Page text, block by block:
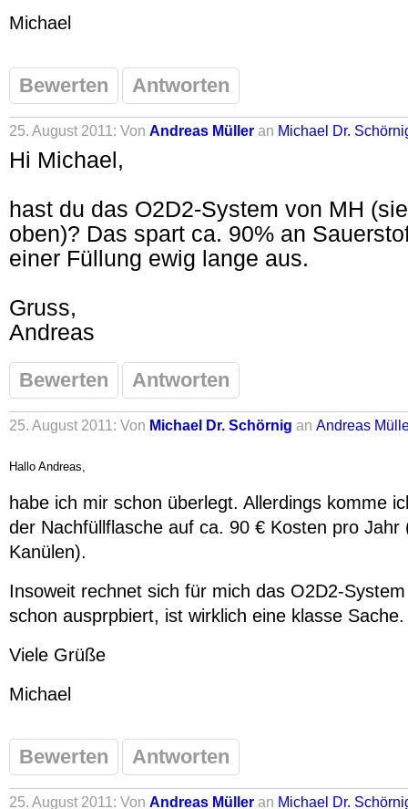
Michael
Bewerten Antworten
25. August 2011: Von Andreas Müller an Michael Dr.
Hi Michael,
hast du das O2D2-System von MH
oben)? Das spart ca. 90% an
einer Füllung ewig lange aus.
Gruss,
Andreas
Bewerten Antworten
25. August 2011: Von Michael Dr. Schörnig an Andreas
Hallo Andreas,
habe ich mir schon überlegt. Allerdings komme
der Nachfüllflasche auf ca. 90 € Kosten pro Jahr
Kanülen).
Insoweit rechnet sich für mich das O2D2-
schon ausprpbiert, ist wirklich eine klasse Sache.
Viele Grüße
Michael
Bewerten Antworten
25. August 2011: Von Andreas Müller an Michael Dr.